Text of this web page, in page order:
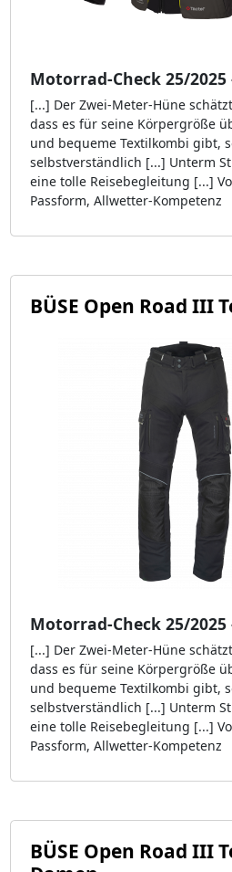
Motorrad-Check 25/
[...] Der Zwei-Meter-Hüne
dass es für seine Körpergröße
und bequeme Textilkombi gibt,
selbstverständlich [...] Unterm
eine tolle Reisebegleitung [...]
Passform, Allwetter-Kompetenz
BÜSE Open Road III
Motorrad-Check 25/
[...] Der Zwei-Meter-Hüne
dass es für seine Körpergröße
und bequeme Textilkombi gibt,
selbstverständlich [...] Unterm
eine tolle Reisebegleitung [...]
Passform, Allwetter-Kompetenz
BÜSE Open Road III